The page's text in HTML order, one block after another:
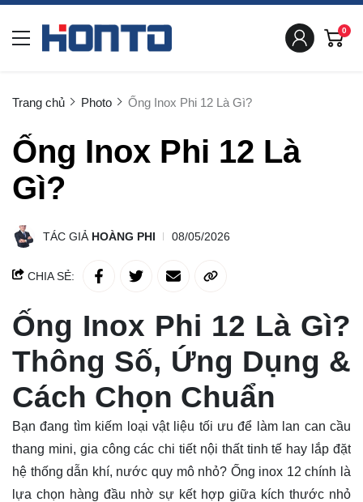
0
Trang chủ Photo Ống Inox Phi 12 Là Gì?
Ống Inox Phi 12 Là
Gì?
TÁC GIẢ HOÀNG PHI 08/05/2026
CHIA SẺ:
Ống Inox Phi 12 Là Gì?
Thông Số, Ứng Dụng &
Cách Chọn Chuẩn
Bạn đang tìm kiếm loại vật liệu tối ưu để làm lan can cầu
thang mini, gia công các chi tiết nội thất tinh tế hay lắp đặt
hệ thống dẫn khí, nước quy mô nhỏ? Ống inox 12 chính là
lựa chọn hàng đầu nhờ sự kết hợp giữa kích thước nhỏ